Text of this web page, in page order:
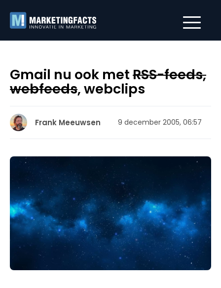
Gmail nu ook metRSS-feeds,
webfeeds, webclips
Frank Meeuwsen 9 december 2005, 06:57